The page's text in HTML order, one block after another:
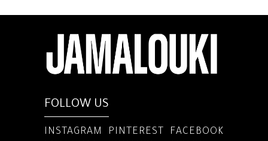
FOLLOW US
INSTAGRAM PINTEREST
FACEBOOK